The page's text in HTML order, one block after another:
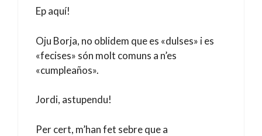
Ep aquí!
Oju Borja, no oblidem que es «dulses» i es
«fecises» són molt comuns a n’es
«cumpleaños».
Jordi, astupendu!
Per cert, m’han fet sebre que a